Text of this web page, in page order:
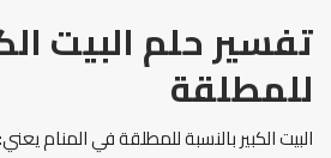
تفسير حلم البيت
للمطلقة
البيت الكبير بالنسبة للمطلقة في المنام يعني: